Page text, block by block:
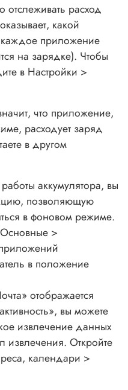
отслеживать расход
какой
каждое приложение
на зарядке). Чтобы
в Настройки >
что приложение,
расходует заряд
в другом
аккумулятора, вы
позволяющую
в фоновом режиме.
>
в положение
отображается
вы можете
извлечение данных
извлечения. Откройте
календари >